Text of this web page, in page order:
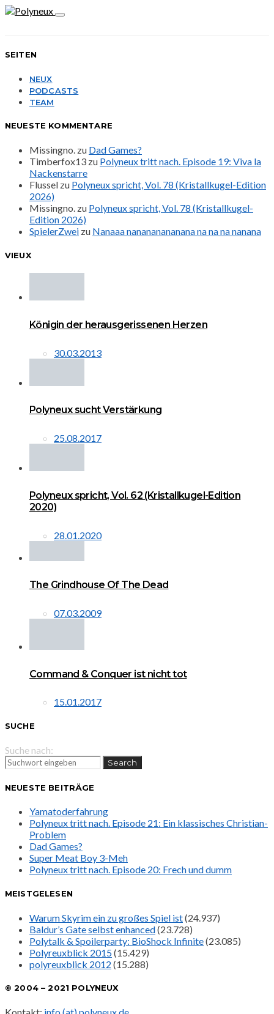
SEITEN
NEUX
PODCASTS
TEAM
NEUESTE KOMMENTARE
Missingno. zu Dad Games?
Timberfox13 zu Polyneux tritt nach. Episode 19: Viva la
Nackenstarre
Flussel zu Polyneux spricht, Vol. 78 (Kristallkugel-Edition
2026)
Missingno. zu Polyneux spricht, Vol. 78 (Kristallkugel-
Edition 2026)
SpielerZwei zu Nanaaa nanananananana na na na nanana
VIEUX
Königin der herausgerissenen Herzen
30.03.2013
Polyneux sucht Verstärkung
25.08.2017
Polyneux spricht, Vol. 62 (Kristallkugel-Edition
2020)
28.01.2020
The Grindhouse Of The Dead
07.03.2009
Command & Conquer ist nicht tot
15.01.2017
SUCHE
Suche nach:
Search
NEUESTE BEITRÄGE
Yamatoderfahrung
Polyneux tritt nach. Episode 21: Ein klassisches Christian-
Problem
Dad Games?
Super Meat Boy 3-Meh
Polyneux tritt nach. Episode 20: Frech und dumm
MEISTGELESEN
Warum Skyrim ein zu großes Spiel ist(24.937)
Baldur’s Gate selbst enhanced(23.728)
Polytalk & Spoilerparty: BioShock Infinite(23.085)
Polyreuxblick 2015(15.429)
polyreuxblick 2012 (15.288)
© 2004 – 2021 POLYNEUX